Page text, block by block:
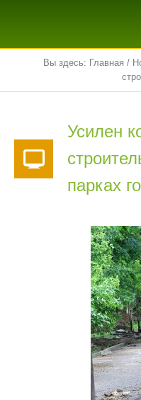
Вы здесь: Главная /
Усилен
парках